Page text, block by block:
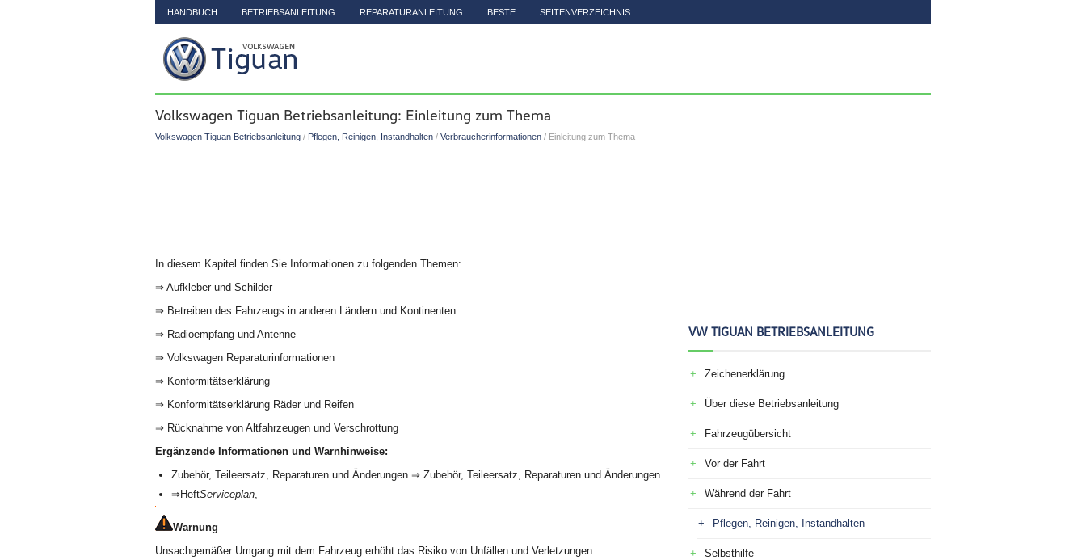
HANDBUCH BETRIEBSANLEITUNG REPARATURANLEITUNG BESTE SEITENVERZEICHNIS
Volkswagen Tiguan Betriebsanleitung: Einleitung zum Thema
Volkswagen Tiguan Betriebsanleitung / Pflegen, Reinigen, Instandhalten / Verbraucherinformationen / Einleitung zum Thema
In diesem Kapitel finden Sie Informationen zu folgenden Themen:
⇒ Aufkleber und Schilder
⇒ Betreiben des Fahrzeugs in anderen Ländern und Kontinenten
⇒ Radioempfang und Antenne
⇒ Volkswagen Reparaturinformationen
⇒ Konformitätserklärung
⇒ Konformitätserklärung Räder und Reifen
⇒ Rücknahme von Altfahrzeugen und Verschrottung
Ergänzende Informationen und Warnhinweise:
Zubehör, Teileersatz, Reparaturen und Änderungen ⇒ Zubehör, Teileersatz, Reparaturen und Änderungen
⇒HeftServiceplan,
Warnung
Unsachgemäßer Umgang mit dem Fahrzeug erhöht das Risiko von Unfällen und Verletzungen.
VW TIGUAN BETRIEBSANLEITUNG
Zeichenerklärung
Über diese Betriebsanleitung
Fahrzeugübersicht
Vor der Fahrt
Während der Fahrt
Pflegen, Reinigen, Instandhalten
Selbsthilfe